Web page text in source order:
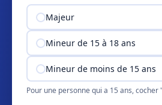
Majeur
Mineur de 15 à 18 ans
Mineur de moins de 15 ans
Pour une personne qui a 15 ans,